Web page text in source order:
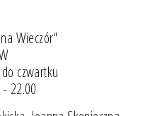
Wieczór"
czwartku
22.00